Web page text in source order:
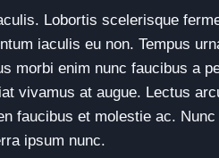
Lobortis scelerisque
iaculis eu non. Tempus
morbi enim nunc faucibus a
vivamus at augue. Lectus
faucibus et molestie ac.
ipsum nunc.